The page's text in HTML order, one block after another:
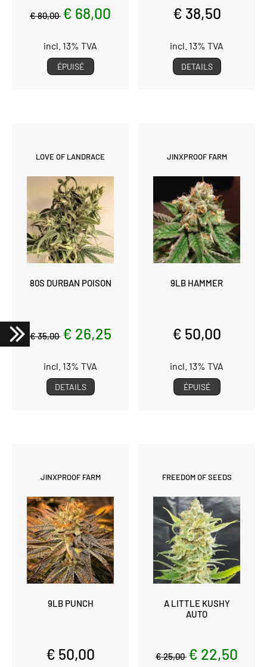
€ 80,00 € 68,00
incl. 13% TVA
ÉPUISÉ
€ 38,50
incl. 13% TVA
DETAILS
LOVE OF LANDRACE
80S DURBAN POISON
€ 35,00 € 26,25
incl. 13% TVA
DETAILS
JINXPROOF FARM
9LB HAMMER
€ 50,00
incl. 13% TVA
ÉPUISÉ
JINXPROOF FARM
9LB PUNCH
€ 50,00
FREEDOM OF SEEDS
A LITTLE KUSHY
AUTO
€ 25,00 € 22,50